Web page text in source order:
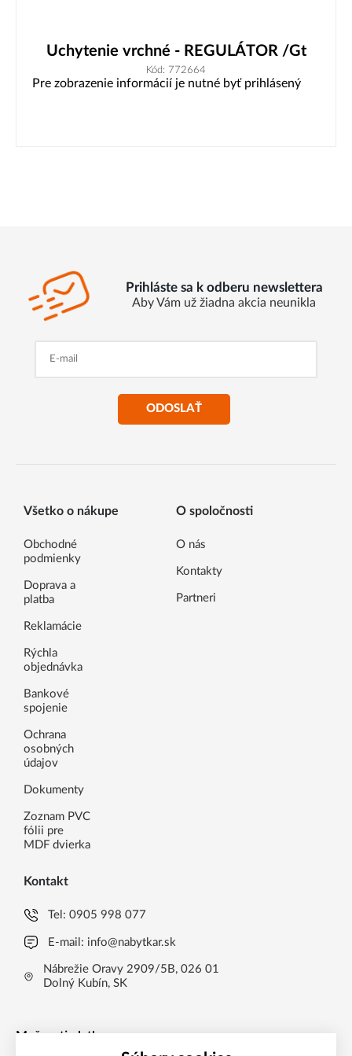
Uchytenie vrchné - REGULÁTOR /Gt
Kód: 772664
Pre zobrazenie informácií je nutné byť prihlásený
Prihláste sa k odberu newslettera
Aby Vám už žiadna akcia neunikla
ODOSLAŤ
Všetko o nákupe
Obchodné
podmienky
Doprava a
platba
Reklamácie
Rýchla
objednávka
Bankové
spojenie
Ochrana
osobných
údajov
Dokumenty
Zoznam PVC
fólii pre
MDF dvierka
O spoločnosti
O nás
Kontakty
Partneri
Kontakt
Tel:0905 998 077
E-mail: info@nabytkar.sk
Nábrežie Oravy 2909/5B, 026 01
Dolný Kubín, SK
Možnosti platby